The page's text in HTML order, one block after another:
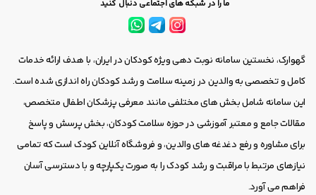
ما را در شبکه های اجتماعی دنبال کنید
گهوارک، نخستین سامانه نوبت دهی ویژه کودکان در ایران، با هدف ارائه خدمات
کامل و تخصصی به والدین در زمینه سلامت و رشد کودکان راه اندازی شده است.
این سامانه شامل بخش های مختلفی مانند معرفی پزشکان اطفال متخصص،
مقالات جامع و معتبر آموزشی در حوزه سلامت کودکان، بخش پرسش و پاسخ
برای مشاوره و رفع دغدغه های والدین، و فروشگاه آنلاین کودک است که تمامی
نیازهای مرتبط با مراقبت و رشد کودک را به صورت یکپارچه و با دسترسی آسان
فراهم می آورد.